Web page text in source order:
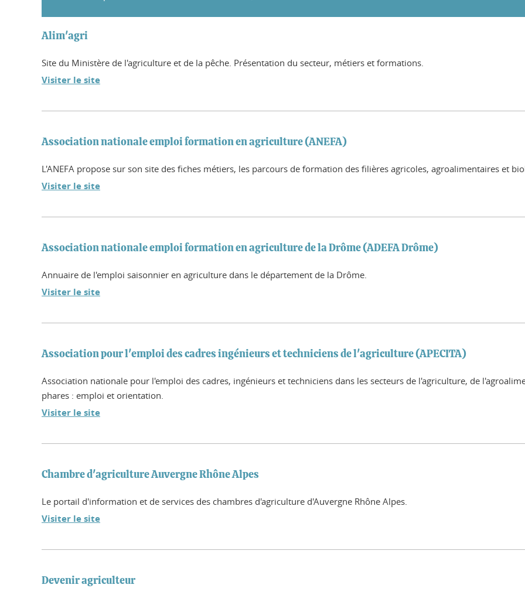
Alim'agri
Site du Ministère de l'agriculture et de la pêche. Présentation du secteur, métiers et formations.
Visiter le site
Association nationale emploi formation en agriculture (ANEFA)
L'ANEFA propose sur son site des fiches métiers, les parcours de formation des filières agricoles, agroalimentaires et
Visiter le site
Association nationale emploi formation en agriculture de la Drôme (ADEFA Drôme)
Annuaire de l'emploi saisonnier en agriculture dans le département de la Drôme.
Visiter le site
Association pour l'emploi des cadres ingénieurs et techniciens de l'agriculture (APECITA)
Association nationale pour l'emploi des cadres, ingénieurs et techniciens dans les secteurs de l'agriculture, de
phares : emploi et orientation.
Visiter le site
Chambre d'agriculture Auvergne Rhône Alpes
Le portail d'information et de services des chambres d'agriculture d'Auvergne Rhône Alpes.
Visiter le site
Devenir agriculteur